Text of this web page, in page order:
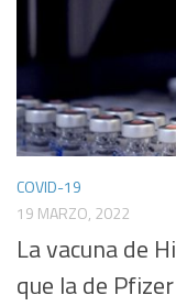
COVID-19
19 MARZO, 2022
La vacuna de
que la de